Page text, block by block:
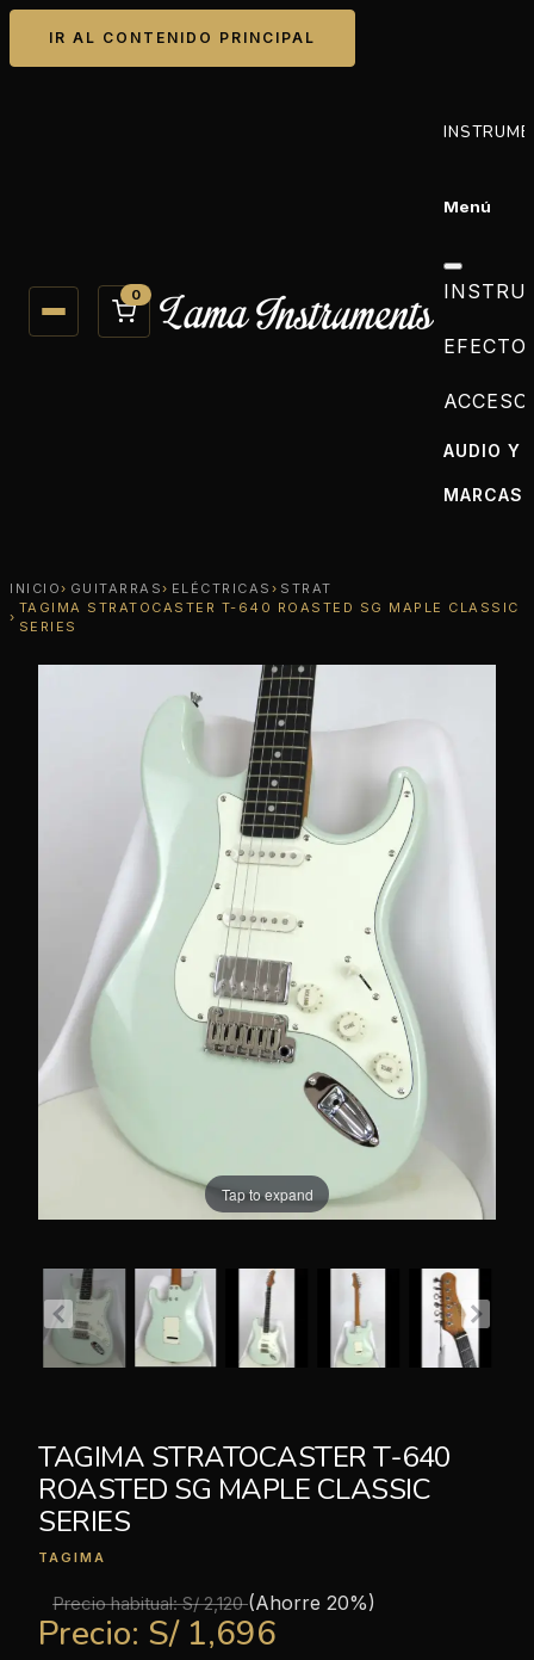
IR AL CONTENIDO PRINCIPAL
0
Menú
AUDIO Y
MARCAS
INICIO GUITARRAS ELÉCTRICAS
STRAT
TAGIMA STRATOCASTER T-640 ROASTED SG MAPLE CLASSIC
SERIES
Tap to expand
TAGIMA STRATOCASTER T-640
ROASTED SG MAPLE CLASSIC
SERIES
TAGIMA
Precio habitual:S/ 2,120(Ahorre 20%)
Precio: S/ 1,696